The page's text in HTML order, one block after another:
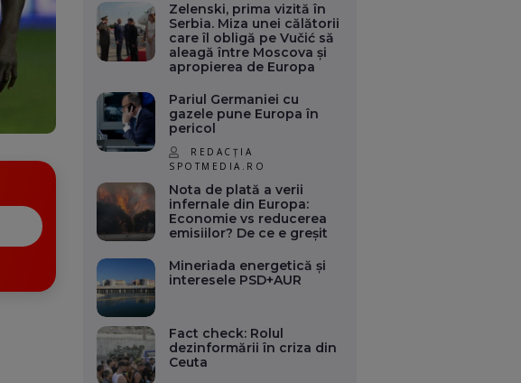
Zelenski, prima vizită în
Serbia. Miza unei călătorii
care îl obligă pe Vučić să
aleagă între Moscova și
apropierea de Europa
Pariul Germaniei cu
gazele pune Europa în
pericol
REDACȚIA
SPOTMEDIA.RO
Nota de plată a verii
infernale din Europa:
Economie vs reducerea
emisiilor? De ce e greșit
Mineriada energetică și
interesele PSD+AUR
Fact check: Rolul
dezinformării în criza din
Ceuta